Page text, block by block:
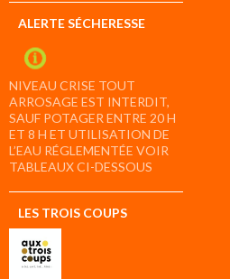
ALERTE SÉCHERESSE
NIVEAU CRISE TOUT
ARROSAGE EST INTERDIT,
SAUF POTAGER ENTRE 20 H
ET 8 H ET UTILISATION DE
L’EAU RÉGLEMENTÉE VOIR
TABLEAUX CI-DESSOUS
LES TROIS COUPS